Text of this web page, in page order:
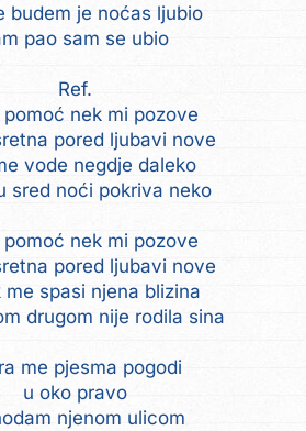
budem je noćas ljubio
pao sam se ubio
Ref.
pomoć nek mi pozove
pored ljubavi nove
vode negdje daleko
sred noći pokriva neko
pomoć nek mi pozove
pored ljubavi nove
me spasi njena blizina
drugom nije rodila sina
me pjesma pogodi
u oko pravo
njenom ulicom